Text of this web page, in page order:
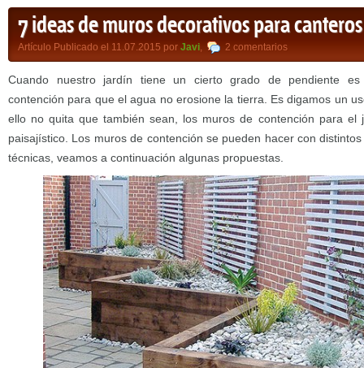
7 ideas de muros decorativos para canteros
Artículo Publicado el 11.07.2015 por Javi, 2 comentarios
Cuando nuestro jardín tiene un cierto grado de pendiente
contención para que el agua no erosione la tierra. Es digamos un
ello no quita que también sean, los muros de contención para el
paisajístico. Los muros de contención se pueden hacer con
técnicas, veamos a continuación algunas propuestas.